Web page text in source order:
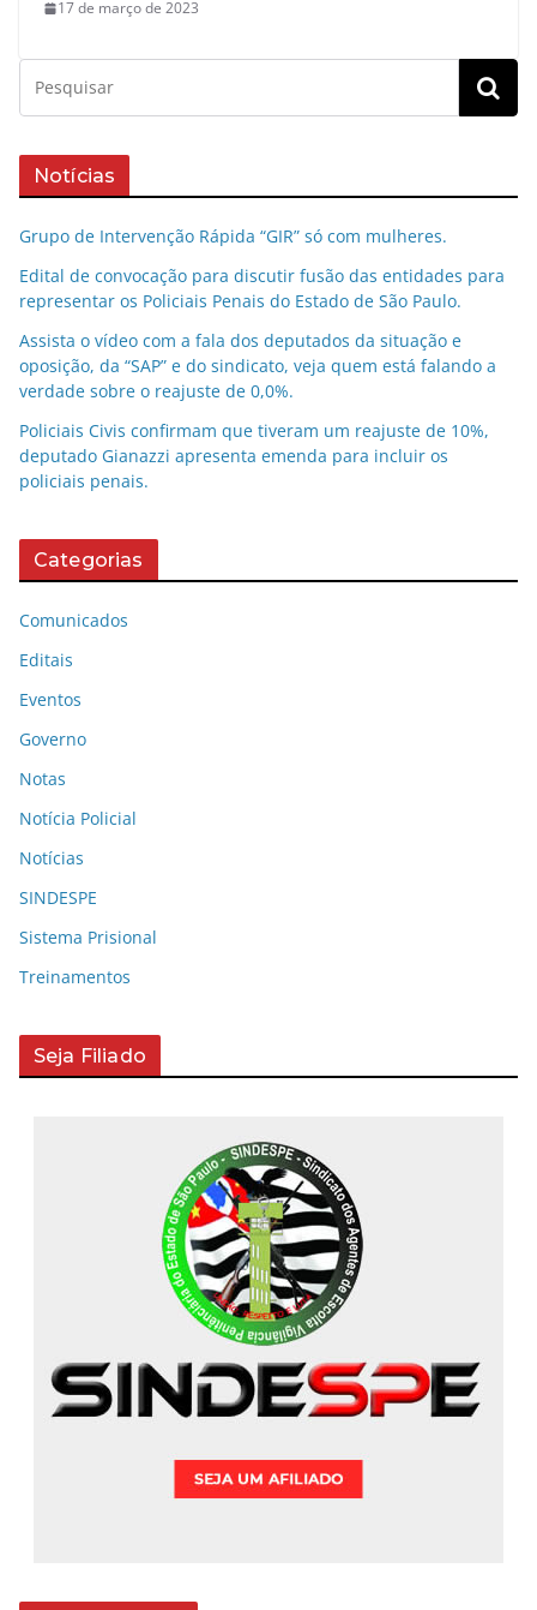
17 de março de 2023
Notícias
Grupo de Intervenção Rápida “GIR” só com mulheres.
Edital de convocação para discutir fusão das entidades para
representar os Policiais Penais do Estado de São Paulo.
Assista o vídeo com a fala dos deputados da situação e
oposição, da “SAP” e do sindicato, veja quem está falando a
verdade sobre o reajuste de 0,0%.
Policiais Civis confirmam que tiveram um reajuste de 10%,
deputado Gianazzi apresenta emenda para incluir os
policiais penais.
Categorias
Comunicados
Editais
Eventos
Governo
Notas
Notícia Policial
Notícias
SINDESPE
Sistema Prisional
Treinamentos
Seja Filiado